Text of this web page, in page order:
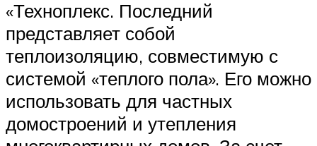
«Техноплекс. Последний
представляет собой
теплоизоляцию, совместимую с
системой «теплого пола». Его можно
использовать для частных
домостроений и утепления